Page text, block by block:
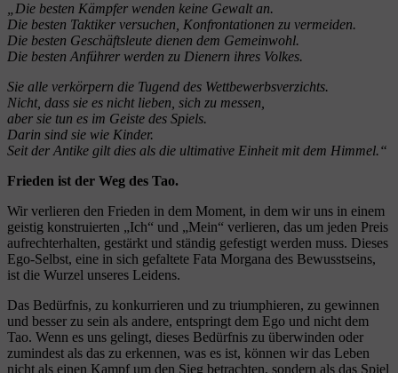
„Die besten Kämpfer wenden keine Gewalt an.
Die besten Taktiker versuchen, Konfrontationen zu vermeiden.
Die besten Geschäftsleute dienen dem Gemeinwohl.
Die besten Anführer werden zu Dienern ihres Volkes.
Sie alle verkörpern die Tugend des Wettbewerbsverzichts.
Nicht, dass sie es nicht lieben, sich zu messen,
aber sie tun es im Geiste des Spiels.
Darin sind sie wie Kinder.
Seit der Antike gilt dies als die ultimative Einheit mit dem Himmel.“
Frieden ist der Weg des Tao.
Wir verlieren den Frieden in dem Moment, in dem wir uns in einem
geistig konstruierten „Ich“ und „Mein“ verlieren, das um jeden Preis
aufrechterhalten, gestärkt und ständig gefestigt werden muss. Dieses
Ego-Selbst, eine in sich gefaltete Fata Morgana des Bewusstseins,
ist die Wurzel unseres Leidens.
Das Bedürfnis, zu konkurrieren und zu triumphieren, zu gewinnen
und besser zu sein als andere, entspringt dem Ego und nicht dem
Tao. Wenn es uns gelingt, dieses Bedürfnis zu überwinden oder
zumindest als das zu erkennen, was es ist, können wir das Leben
nicht als einen Kampf um den Sieg betrachten, sondern als das Spiel